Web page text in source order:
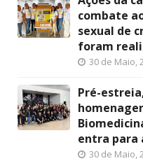
combate
sexual de
foram
30 de Maio,
Pré-
entra para
30 de Maio,